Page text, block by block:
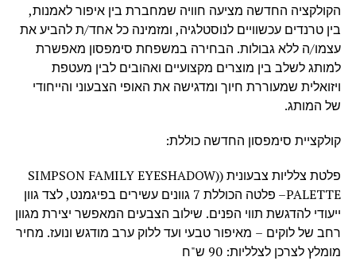
הקולקציה החדשה מציעה חוויה שמחברת בין איפור לאמנות,
בין טרנדים עכשוויים לנוסטלגיה, ומזמינה כל אחד/ת להביע את
עצמו/ה ללא גבולות. הבחירה במשפחת סימפסון מאפשרת
למותג לשלב בין מוצרים מקצועיים ואהובים לבין מעטפת
ויזואלית שמעוררת חיוך ומדגישה את האופי הצבעוני והייחודי
של המותג.
קולקציית סימפסון החדשה כוללת:
פלטת צלליות צבעונית ((SIMPSON FAMILY EYESHADOW
PALETTE– פלטה הכוללת 7 גוונים עשירים בפיגמנט, לצד גוון
ייעודי להדגשת תווי הפנים. שילוב הצבעים המאפשר יצירת מגוון
רחב של לוקים – מאיפור טבעי ועד ללוק ערב מודגש ונועז. מחיר
מומלץ לצרכן לצלליות: 90 ש"ח